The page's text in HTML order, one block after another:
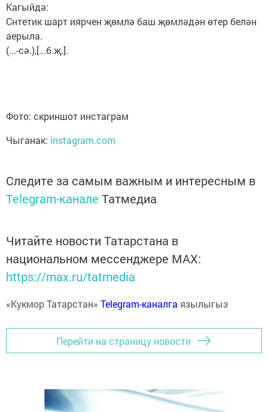
Кагыйдә:
Снтетик шарт иярчен җөмлә баш җөмләдән өтер белән
аерыла.
(...-сә.),[...б.җ.].
Фото: скриншот инстаграм
Чыганак: instagram.com
Следите за самым важным и интересным в
Telegram-канале Татмедиа
Читайте новости Татарстана в
национальном мессенджере MАХ:
https://max.ru/tatmedia
«Кукмор Татарстан» Telegram-каналга язылыгыз
Перейти на страницу новости